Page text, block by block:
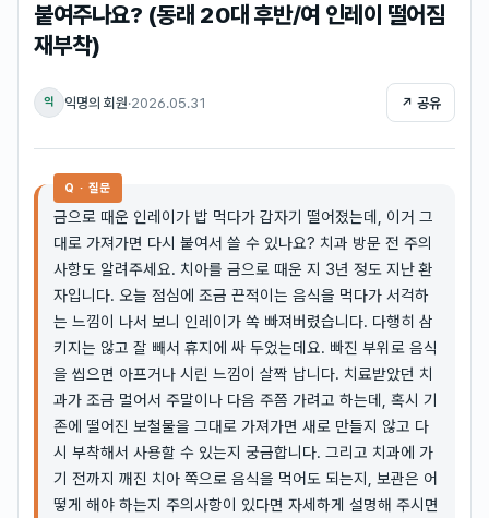
붙여주나요? (동래 20대 후반/여 인레이 떨어짐
재부착)
익 익명의 회원·2026.05.31 ↗ 공유
Q · 질문
금으로 때운 인레이가 밥 먹다가 갑자기 떨어졌는데, 이거 그
대로 가져가면 다시 붙여서 쓸 수 있나요? 치과 방문 전 주의
사항도 알려주세요. 치아를 금으로 때운 지 3년 정도 지난 환
자입니다. 오늘 점심에 조금 끈적이는 음식을 먹다가 서걱하
는 느낌이 나서 보니 인레이가 쏙 빠져버렸습니다. 다행히 삼
키지는 않고 잘 빼서 휴지에 싸 두었는데요. 빠진 부위로 음식
을 씹으면 아프거나 시린 느낌이 살짝 납니다. 치료받았던 치
과가 조금 멀어서 주말이나 다음 주쯤 가려고 하는데, 혹시 기
존에 떨어진 보철물을 그대로 가져가면 새로 만들지 않고 다
시 부착해서 사용할 수 있는지 궁금합니다. 그리고 치과에 가
기 전까지 깨진 치아 쪽으로 음식을 먹어도 되는지, 보관은 어
떻게 해야 하는지 주의사항이 있다면 자세하게 설명해 주시면